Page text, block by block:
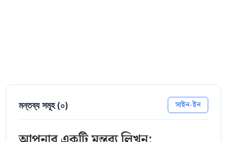
মন্তব্য সমূহ (০) সাইন-ইন